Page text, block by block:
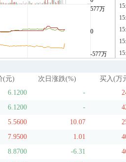
(元) 次日涨跌(%) 买入(万
6.1200 -
6.1200 -
5.5600 10.07
7.9500 1.01
8.8700 -6.31